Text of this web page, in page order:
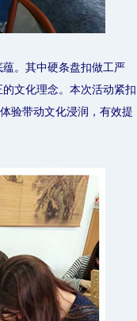
。其中硬条盘扣做工严
文化理念。本次活动紧扣
验带动文化浸润，有效提